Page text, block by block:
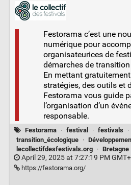
Festorama c’est une
numérique pour
organisateurices de
démarches de
En mettant
stratégies, des outils et
Festorama vous guide
l’organisation d’un
responsable.
Festorama · festival · festivals ·
transition_écologique
·
lecollectifdesfestivals.org
· Bretagne
April 29, 2025 at 7:27:19 PM
https://festorama.org/